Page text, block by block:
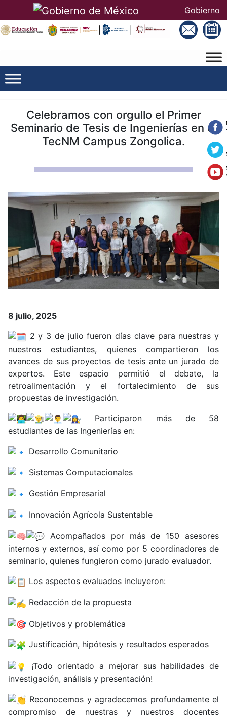
Gobierno
Celebramos con orgullo el Primer
Seminario de Tesis de Ingenierías en el
TecNM Campus Zongolica.
8 julio, 2025
2 y 3 de julio fueron días clave para nuestras y
nuestros estudiantes, quienes compartieron los
avances de sus proyectos de tesis ante un jurado de
expertos. Este espacio permitió el debate, la
retroalimentación y el fortalecimiento de sus
propuestas de investigación.
Participaron más de 58
estudiantes de las Ingenierías en:
Desarrollo Comunitario
Sistemas Computacionales
Gestión Empresarial
Innovación Agrícola Sustentable
Acompañados por más de 150 asesores
internos y externos, así como por 5 coordinadores de
seminario, quienes fungieron como jurado evaluador.
Los aspectos evaluados incluyeron:
Redacción de la propuesta
Objetivos y problemática
Justificación, hipótesis y resultados esperados
¡Todo orientado a mejorar sus habilidades de
investigación, análisis y presentación!
Reconocemos y agradecemos profundamente el
compromiso de nuestras y nuestros docentes